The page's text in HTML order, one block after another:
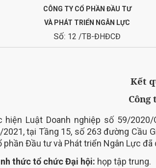
CÔNG TY CỔ PHẦN ĐẦU TƯ
VÀ PHÁT TRIỂN NGÂN LỰC
Số: 12 /TB-ĐHĐCĐ
Kết
hiện Luật Doanh nghiệp số 59/
tại Tầng 15, số 263 đường Cầu
phần Đầu tư và Phát triển Ngân Lực
thức tổ chức Đại hội: họp tập trung.